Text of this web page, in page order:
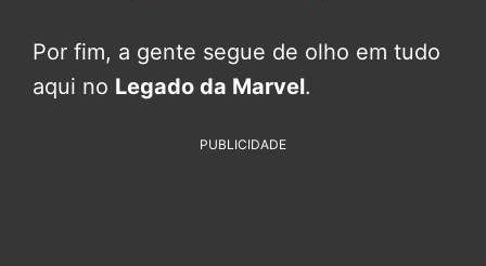
Por fim, a gente segue de olho em tudo
aqui no Legado da Marvel.
PUBLICIDADE